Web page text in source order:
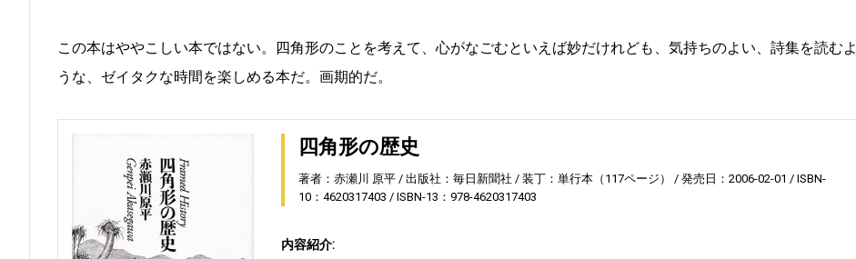
この本はややこしい本ではない。四角形のことを考えて、心がなごむといえば妙だけれども、気持ちのよい、詩集を読むよ
うな、ゼイタクな時間を楽しめる本だ。画期的だ。
四角形の歴史
著者：赤瀬川 原平 出版社：毎日新聞社 装丁：単行本（117ページ） 発売日：2006-02-01
ISBN-
10：4620317403
ISBN-13：978-4620317403
内容紹介: